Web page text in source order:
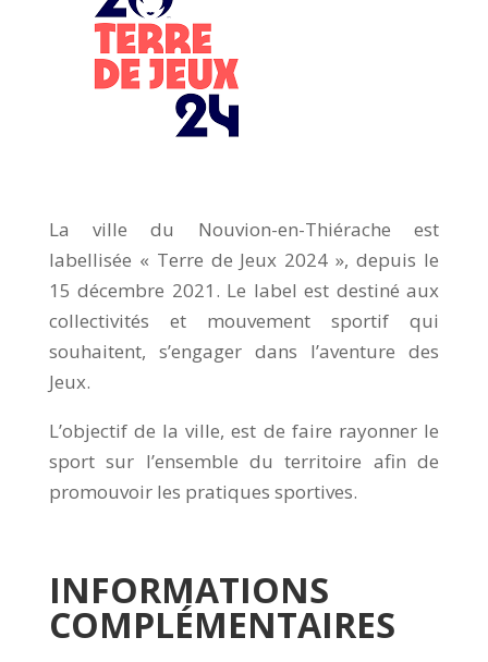
La ville du Nouvion-en-Thiérache est
labellisée « Terre de Jeux 2024 », depuis le
15 décembre 2021. Le label est destiné aux
collectivités et mouvement sportif qui
souhaitent, s’engager dans l’aventure des
Jeux.
L’objectif de la ville, est de faire rayonner le
sport sur l’ensemble du territoire afin de
promouvoir les pratiques sportives.
INFORMATIONS
COMPLÉMENTAIRES